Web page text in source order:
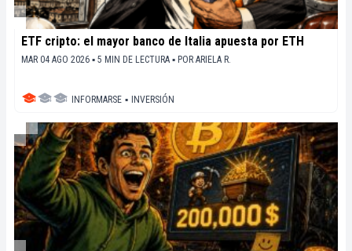
ETF cripto: el mayor banco de Italia apuesta por ETH
MAR 04 AGO 2026 ▪ 5 MIN DE LECTURA ▪ POR ARIELA R.
INFORMARSE ▪ INVERSIÓN